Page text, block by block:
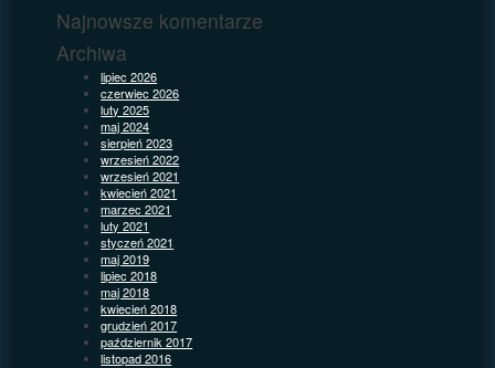
Najnowsze komentarze
Archiwa
lipiec 2026
czerwiec 2026
luty 2025
maj 2024
sierpień 2023
wrzesień 2022
wrzesień 2021
kwiecień 2021
marzec 2021
luty 2021
styczeń 2021
maj 2019
lipiec 2018
maj 2018
kwiecień 2018
grudzień 2017
październik 2017
listopad 2016